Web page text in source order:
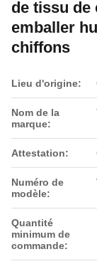
de tissu de
emballer
chiffons
Lieu d'origine:
Nom de la
marque:
Attestation:
Numéro de
modèle:
Quantité
minimum de
commande: